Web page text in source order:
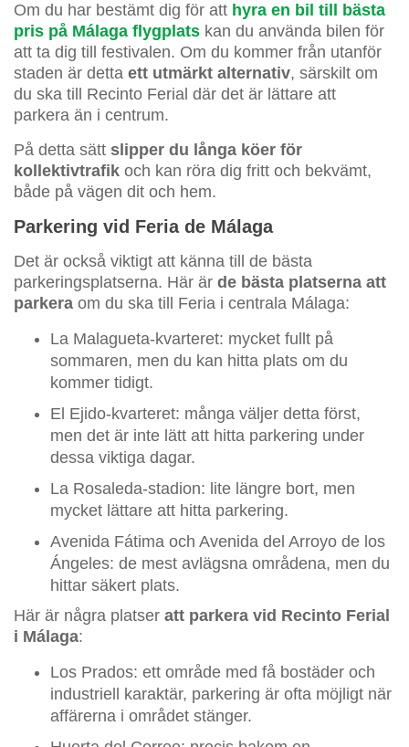
Om du har bestämt dig för att hyra en bil till bästa
pris på Málaga flygplats kan du använda bilen för
att ta dig till festivalen. Om du kommer från utanför
staden är detta ett utmärkt alternativ, särskilt om
du ska till Recinto Ferial där det är lättare att
parkera än i centrum.
På detta sätt slipper du långa köer för
kollektivtrafik och kan röra dig fritt och bekvämt,
både på vägen dit och hem.
Parkering vid Feria de Málaga
Det är också viktigt att känna till de bästa
parkeringsplatserna. Här är de bästa platserna att
parkera om du ska till Feria i centrala Málaga:
La Malagueta-kvarteret: mycket fullt på
sommaren, men du kan hitta plats om du
kommer tidigt.
El Ejido-kvarteret: många väljer detta först,
men det är inte lätt att hitta parkering under
dessa viktiga dagar.
La Rosaleda-stadion: lite längre bort, men
mycket lättare att hitta parkering.
Avenida Fátima och Avenida del Arroyo de los
Ángeles: de mest avlägsna områdena, men du
hittar säkert plats.
Här är några platser att parkera vid Recinto Ferial
i Málaga:
Los Prados: ett område med få bostäder och
industriell karaktär, parkering är ofta möjligt när
affärerna i området stänger.